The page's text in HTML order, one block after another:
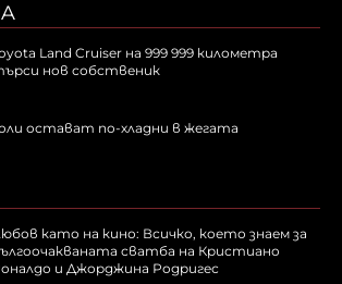
Land Cruiser на 999 999 километра
нов собственик
остават по-хладни в жегата
като на кино: Всичко, което знаем за
сватба на Кристиано
и Джорджина Родригес